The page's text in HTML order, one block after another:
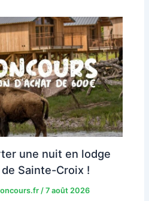
une nuit en lodge
Sainte-Croix !
/7 août 2026